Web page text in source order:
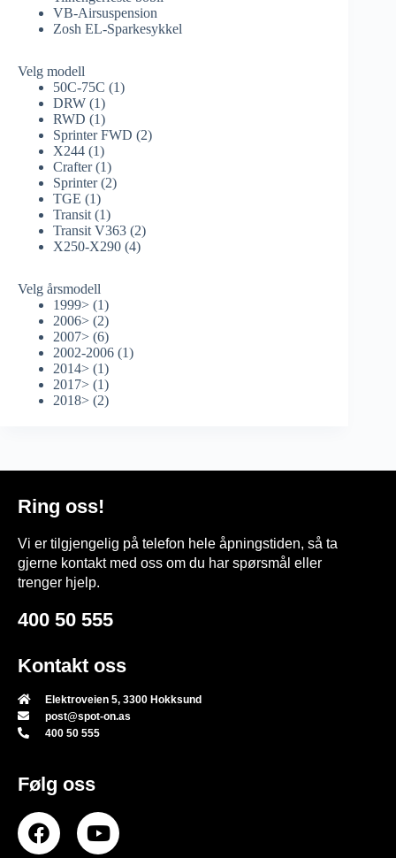
VB-Airsuspension
Zosh EL-Sparkesykkel
Velg modell
50C-75C (1)
DRW (1)
RWD (1)
Sprinter FWD (2)
X244 (1)
Crafter (1)
Sprinter (2)
TGE (1)
Transit (1)
Transit V363 (2)
X250-X290 (4)
Velg årsmodell
1999> (1)
2006> (2)
2007> (6)
2002-2006 (1)
2014> (1)
2017> (1)
2018> (2)
Ring oss!
Vi er tilgjengelig på telefon hele åpningstiden, så ta
gjerne kontakt med oss om du har spørsmål eller
trenger hjelp.
400 50 555
Kontakt oss
Elektroveien 5, 3300 Hokksund
post@spot-on.as
400 50 555
Følg oss